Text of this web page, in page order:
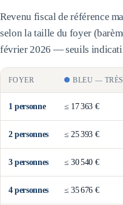
Revenu fiscal de référence
selon la taille du foyer
février 2026 — seuils
FOYER BLEU —
1 personne ≤ 17 363 €
2personnes ≤ 25 393 €
3personnes ≤30 540 €
4personnes ≤35 676 €